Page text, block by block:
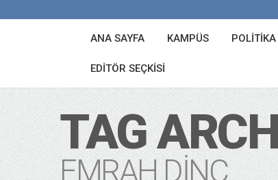
ANA SAYFA KAMPÜS POLITIKA
EDITÖR SEÇKISI
TAG
EMRAH DINÇ